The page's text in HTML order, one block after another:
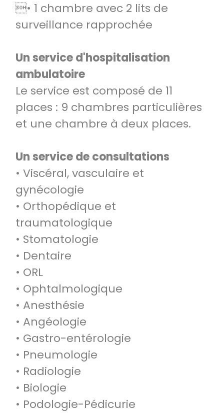
• 1 chambre avec 2 lits de
surveillance rapprochée
Un service d'hospitalisation
ambulatoire
Le service est composé de 11
places : 9 chambres particulières
et une chambre à deux places.
Un service de consultations
• Viscéral, vasculaire et
gynécologie
• Orthopédique et
traumatologique
• Stomatologie
• Dentaire
• ORL
• Ophtalmologique
• Anesthésie
• Angéologie
• Gastro-entérologie
• Pneumologie
• Radiologie
• Biologie
• Podologie-Pédicurie